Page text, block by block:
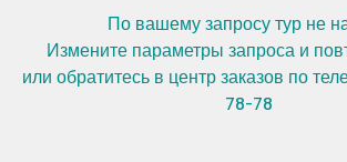
По вашему запросу тур не
Измените параметры запроса и
или обратитесь в центр заказов по
78-78